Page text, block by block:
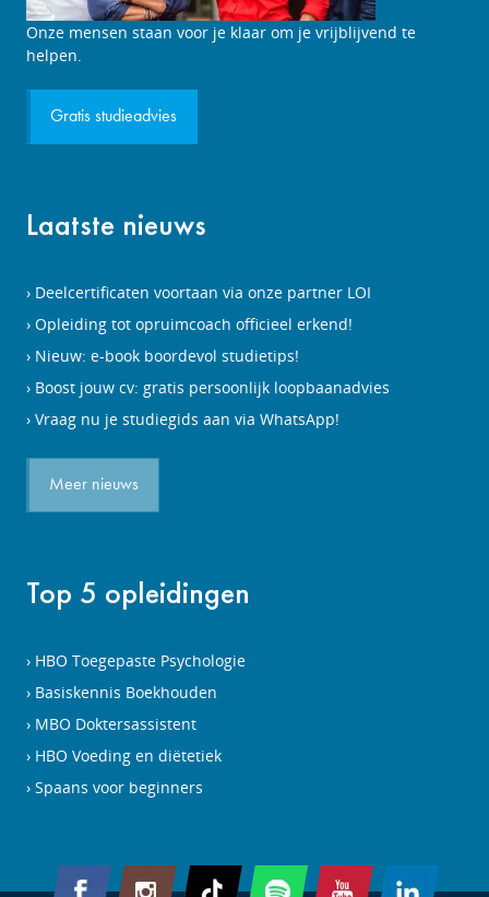
Studieadviesgesprek
aanvragen
Onze mensen staan voor je klaar om je vrijblijvend te
helpen.
Gratis studieadvies
Laatste nieuws
Deelcertificaten voortaan via onze partner LOI
Opleiding tot opruimcoach officieel erkend!
Nieuw: e-book boordevol studietips!
Boost jouw cv: gratis persoonlijk loopbaanadvies
Vraag nu je studiegids aan via WhatsApp!
Meer nieuws
Top 5 opleidingen
HBO Toegepaste Psychologie
Basiskennis Boekhouden
MBO Doktersassistent
HBO Voeding en diëtetiek
Spaans voor beginners